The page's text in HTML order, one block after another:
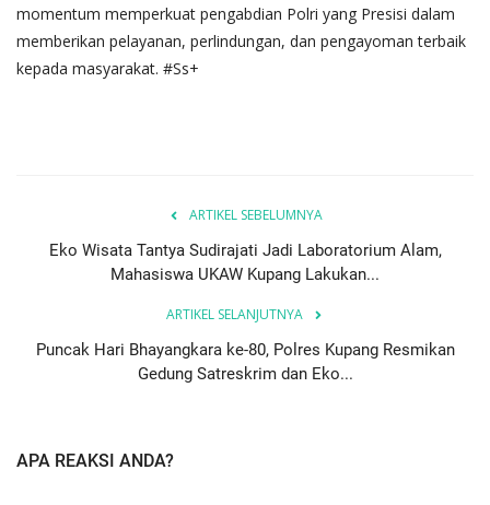
momentum memperkuat pengabdian Polri yang Presisi dalam
memberikan pelayanan, perlindungan, dan pengayoman terbaik
kepada masyarakat. #Ss+
ARTIKEL SEBELUMNYA
Eko Wisata Tantya Sudirajati Jadi Laboratorium Alam,
Mahasiswa UKAW Kupang Lakukan...
ARTIKEL SELANJUTNYA
Puncak Hari Bhayangkara ke-80, Polres Kupang Resmikan
Gedung Satreskrim dan Eko...
APA REAKSI ANDA?